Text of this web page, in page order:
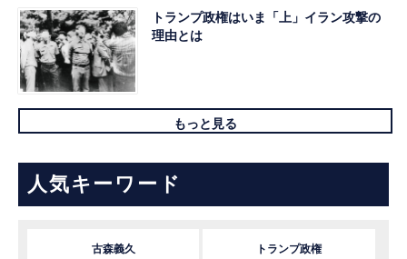
トランプ政権はいま「上」イラン攻撃の
理由とは
もっと見る
人気キーワード
古森義久 トランプ政権